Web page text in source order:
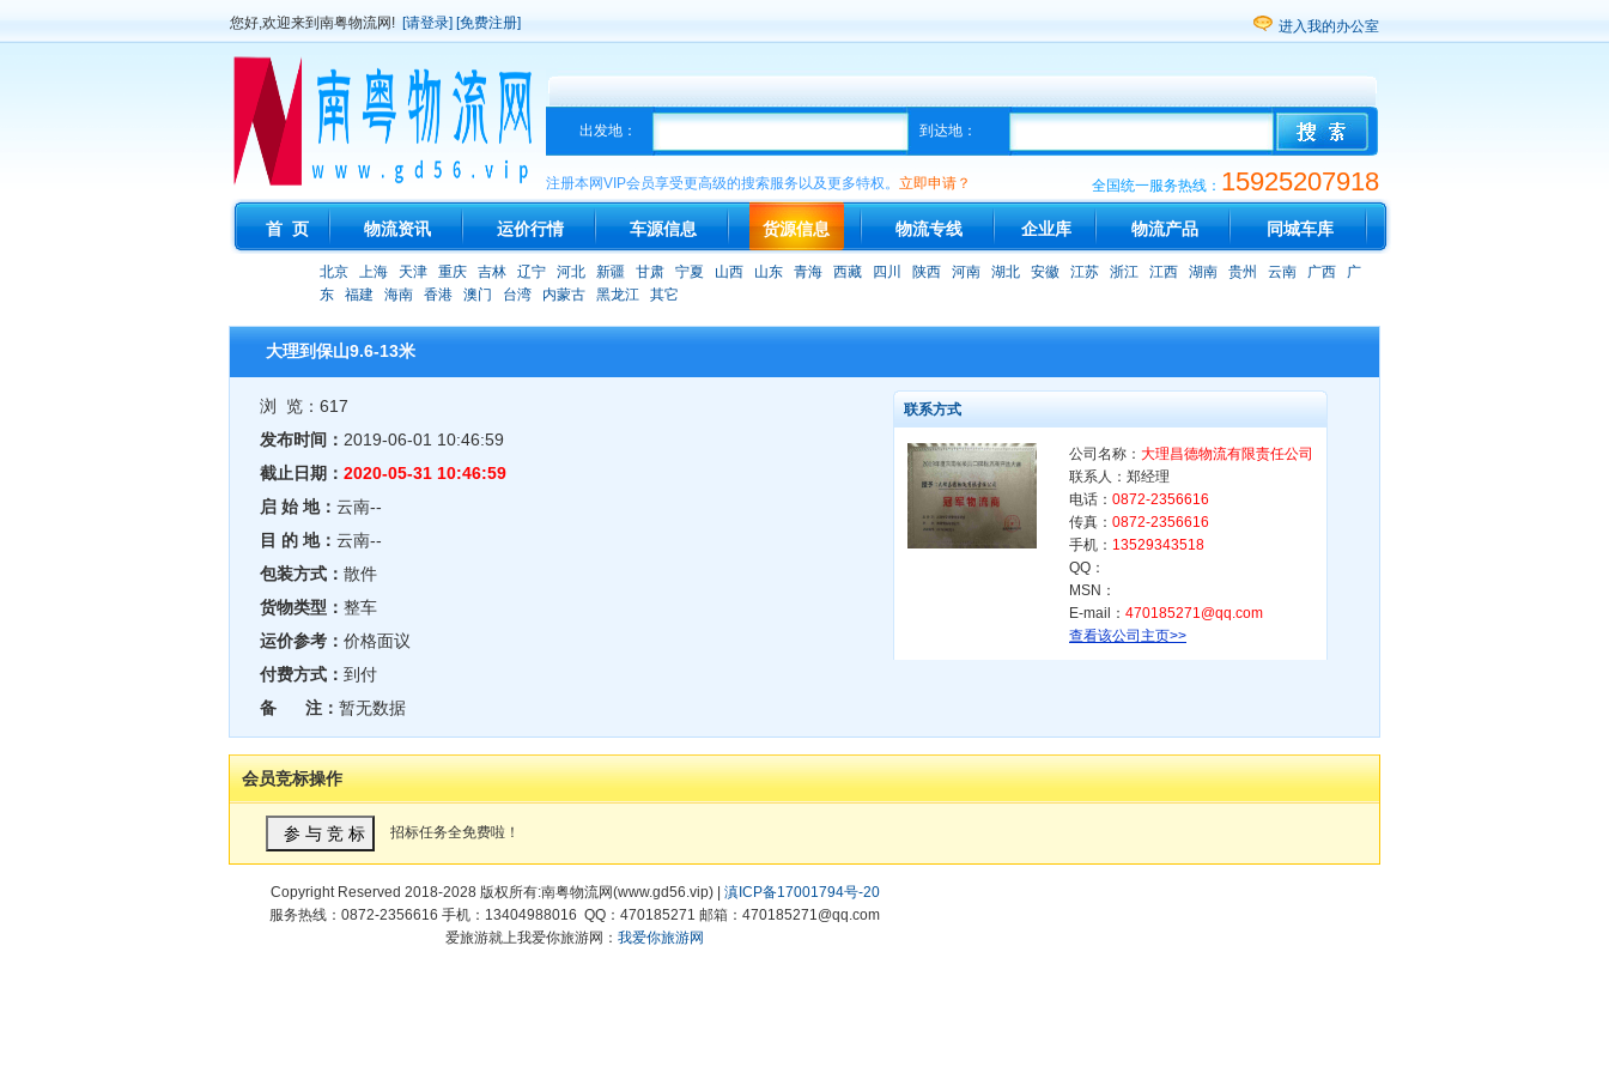
您好,欢迎来到南粤物流网! [请登录] [免费注册] 进入我的办公室
出发地： 到达地：
注册本网VIP会员享受更高级的搜索服务以及更多特权。 立即申请？ 全国统一服务热线： 15925207918
首 页 物流资讯 运价行情 车源信息 货源信息 物流专线 企业库 物流产品 同城车库
北京 上海 天津 重庆 吉林 辽宁 河北 新疆 甘肃 宁夏 山西 山东 青海 西藏 四川 陕西 河南 湖北 安徽 江苏 浙江 江西 湖南 贵州 云南 广西
广
东
福建 海南 香港 澳门 台湾 内蒙古 黑龙江 其它
大理到保山9.6-13米
浏 览：617
发布时间： 2019-06-01 10:46:59
截止日期： 2020-05-31 10:46:59
启 始 地： 云南--
目 的 地： 云南--
包装方式： 散件
货物类型： 整车
运价参考： 价格面议
付费方式： 到付
备 注： 暂无数据
联系方式
公司名称： 大理昌德物流有限责任公司
联系人：郑经理
电话： 0872-2356616
传真： 0872-2356616
手机： 13529343518
QQ：
MSN：
E-mail： 470185271@qq.com
查看该公司主页>>
会员竞标操作
招标任务全免费啦！
Copyright Reserved 2018-2028 版权所有:南粤物流网(www.gd56.vip) | 滇ICP备17001794号-20
服务热线：0872-2356616 手机：13404988016 QQ：470185271 邮箱：470185271@qq.com
爱旅游就上我爱你旅游网： 我爱你旅游网